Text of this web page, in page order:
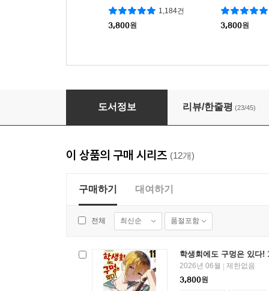
1,184건
3,800원 3,800원
학생회에도 구멍은 있다! 11권
도서정보 리뷰/한줄평 (23/45)
이 상품의 구매 시리즈 (12개)
구매하기 대여하기
전체 최신순 품절포함
학생회에도 구멍은 있다!
2026년 06월
제한없음
3,800원